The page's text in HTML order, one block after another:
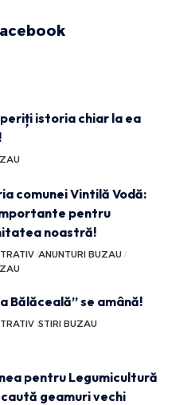
istoria chiar la ea
comunei Vintilă Vodă:
pentru
noastră!
ANUNTURI BUZAU
Bălăceală” se amână!
STIRI BUZAU
pentru Legumicultură
caută geamuri vechi